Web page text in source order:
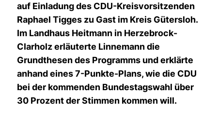
auf Einladung des CDU-Kreisvorsitzenden
Raphael Tigges zu Gast im Kreis Gütersloh.
Im Landhaus Heitmann in Herzebrock-
Clarholz erläuterte Linnemann die
Grundthesen des Programms und erklärte
anhand eines 7-Punkte-Plans, wie die CDU
bei der kommenden Bundestagswahl über
30 Prozent der Stimmen kommen will.